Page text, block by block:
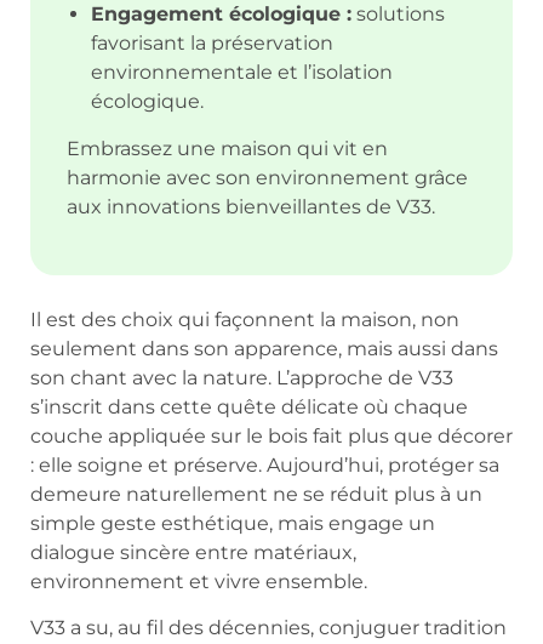
Engagement écologique : solutions
favorisant la préservation
environnementale et l’isolation
écologique.
Embrassez une maison qui vit en
harmonie avec son environnement grâce
aux innovations bienveillantes de V33.
Il est des choix qui façonnent la maison, non
seulement dans son apparence, mais aussi dans
son chant avec la nature. L’approche de V33
s’inscrit dans cette quête délicate où chaque
couche appliquée sur le bois fait plus que décorer
: elle soigne et préserve. Aujourd’hui, protéger sa
demeure naturellement ne se réduit plus à un
simple geste esthétique, mais engage un
dialogue sincère entre matériaux,
environnement et vivre ensemble.
V33 a su, au fil des décennies, conjuguer tradition